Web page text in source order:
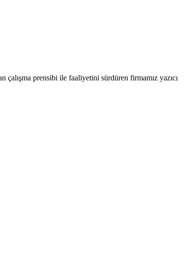
prensibi ile faaliyetini sürdüren firmamız yazıcı